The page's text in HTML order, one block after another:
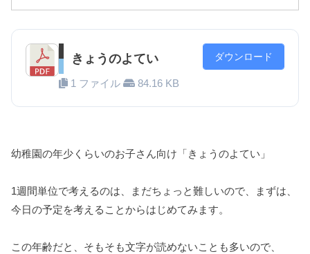
きょうのよてい
1 ファイル 84.16 KB
ダウンロード
幼稚園の年少くらいのお子さん向け「きょうのよてい」
1週間単位で考えるのは、まだちょっと難しいので、まずは、
今日の予定を考えることからはじめてみます。
この年齢だと、そもそも文字が読めないことも多いので、